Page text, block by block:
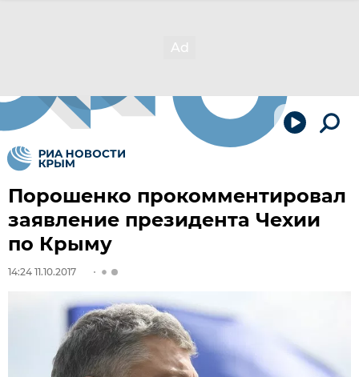
Порошенко прокомментировал
заявление президента Чехии
по Крыму
14:24 11.10.2017